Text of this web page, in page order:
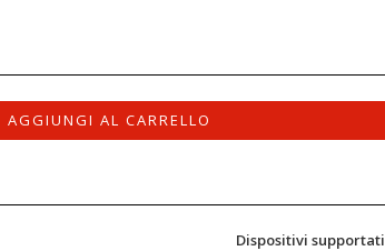
AGGIUNGI AL CARRELLO
Dispositivi supportati